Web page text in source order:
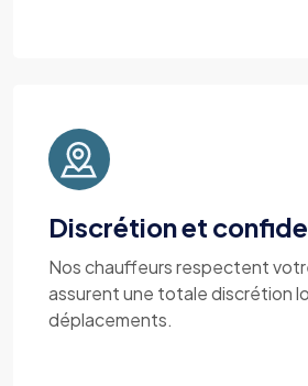
Discrétion et
Nos chauffeurs respectent
assurent une totale discrétion
déplacements.